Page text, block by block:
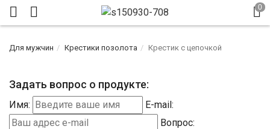
Для мужчин Крестики позолота Крестик с цепочкой
Задать вопрос о продукте:
Имя:
E-mail:
Вопрос: